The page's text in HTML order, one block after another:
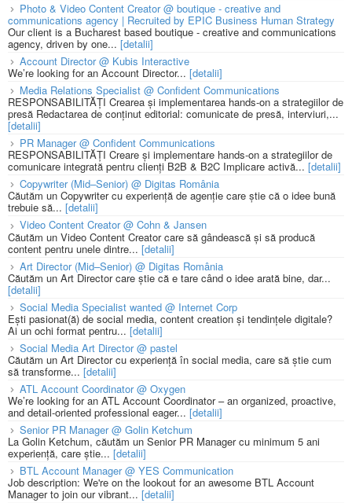
Photo & Video Content Creator @ boutique - creative and
communications agency | Recruited by EPIC Business Human Strategy
Our client is a Bucharest based boutique - creative and communications
agency, driven by one... [detalii]
Account Director @ Kubis Interactive
We’re looking for an Account Director... [detalii]
Media Relations Specialist @ Confident Communications
RESPONSABILITĂȚI Crearea și implementarea hands-on a strategiilor de
presă Redactarea de conținut editorial: comunicate de presă, interviuri,...
[detalii]
PR Manager @ Confident Communications
RESPONSABILITĂȚI Creare și implementare hands-on a strategiilor de
comunicare integrată pentru clienți B2B & B2C Implicare activă... [detalii]
Copywriter (Mid–Senior) @ Digitas România
Căutăm un Copywriter cu experiență de agenție care știe că o idee bună
trebuie să... [detalii]
Video Content Creator @ Cohn & Jansen
Căutăm un Video Content Creator care să gândească și să producă
content pentru unele dintre... [detalii]
Art Director (Mid–Senior) @ Digitas România
Căutăm un Art Director care știe că e tare când o idee arată bine, dar...
[detalii]
Social Media Specialist wanted @ Internet Corp
Ești pasionat(ă) de social media, content creation și tendințele digitale?
Ai un ochi format pentru... [detalii]
Social Media Art Director @ pastel
Căutăm un Art Director cu experiență în social media, care să știe cum
să transforme... [detalii]
ATL Account Coordinator @ Oxygen
We’re looking for an ATL Account Coordinator – an organized, proactive,
and detail-oriented professional eager... [detalii]
Senior PR Manager @ Golin Ketchum
La Golin Ketchum, căutăm un Senior PR Manager cu minimum 5 ani
experiență, care știe... [detalii]
BTL Account Manager @ YES Communication
Job description: We're on the lookout for an awesome BTL Account
Manager to join our vibrant... [detalii]